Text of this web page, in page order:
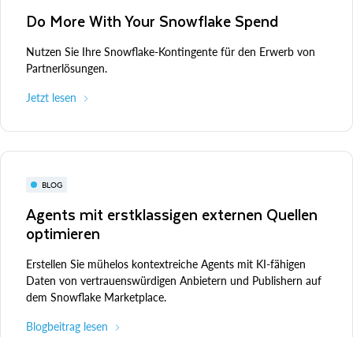
Do More With Your Snowflake Spend
Nutzen Sie Ihre Snowflake-Kontingente für den Erwerb von
Partnerlösungen.
Jetzt lesen
BLOG
Agents mit erstklassigen externen Quellen
optimieren
Erstellen Sie mühelos kontextreiche Agents mit KI-fähigen
Daten von vertrauenswürdigen Anbietern und Publishern auf
dem Snowflake Marketplace.
Blogbeitrag lesen